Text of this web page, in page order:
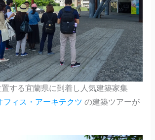
する宜蘭県に到着し人気建築家集
フィス・アーキテクツ の建築ツアーが